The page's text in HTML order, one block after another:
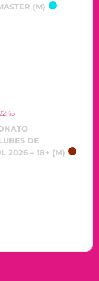
(M)
DE
2026 – 18+ (M)